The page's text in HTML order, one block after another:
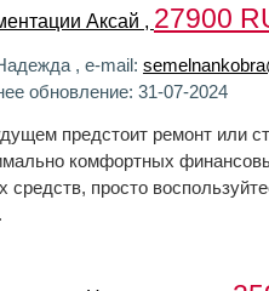
Аксай , 27900
, e-mail:
обновление: 31-07-2024
предстоит ремонт или
комфортных
средств, просто